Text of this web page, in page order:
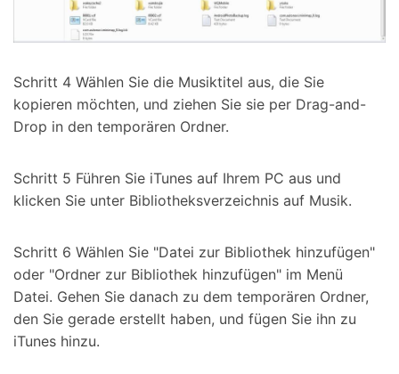
Schritt 4 Wählen Sie die Musiktitel aus, die Sie
kopieren möchten, und ziehen Sie sie per Drag-and-
Drop in den temporären Ordner.
Schritt 5 Führen Sie iTunes auf Ihrem PC aus und
klicken Sie unter Bibliotheksverzeichnis auf Musik.
Schritt 6 Wählen Sie "Datei zur Bibliothek hinzufügen"
oder "Ordner zur Bibliothek hinzufügen" im Menü
Datei. Gehen Sie danach zu dem temporären Ordner,
den Sie gerade erstellt haben, und fügen Sie ihn zu
iTunes hinzu.